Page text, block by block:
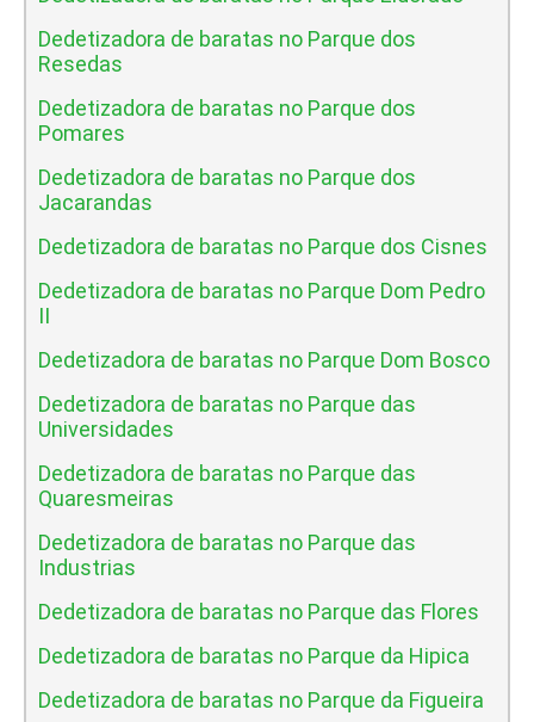
Dedetizadora de baratas no Parque dos
Resedas
Dedetizadora de baratas no Parque dos
Pomares
Dedetizadora de baratas no Parque dos
Jacarandas
Dedetizadora de baratas no Parque dos Cisnes
Dedetizadora de baratas no Parque Dom Pedro
II
Dedetizadora de baratas no Parque Dom Bosco
Dedetizadora de baratas no Parque das
Universidades
Dedetizadora de baratas no Parque das
Quaresmeiras
Dedetizadora de baratas no Parque das
Industrias
Dedetizadora de baratas no Parque das Flores
Dedetizadora de baratas no Parque da Hipica
Dedetizadora de baratas no Parque da Figueira